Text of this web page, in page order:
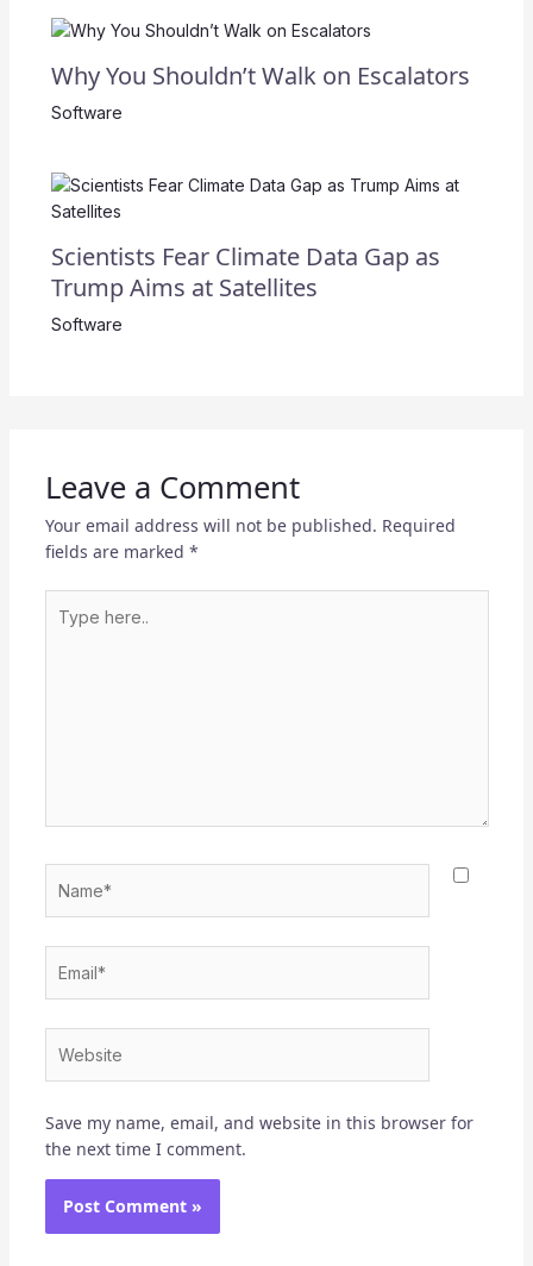
Why You Shouldn’t Walk on Escalators
Software
Scientists Fear Climate Data Gap as
Trump Aims at Satellites
Software
Leave a Comment
Your email address will not be published. Required
fields are marked *
here..
Save my name, email, and website in this browser for
the next time I comment.